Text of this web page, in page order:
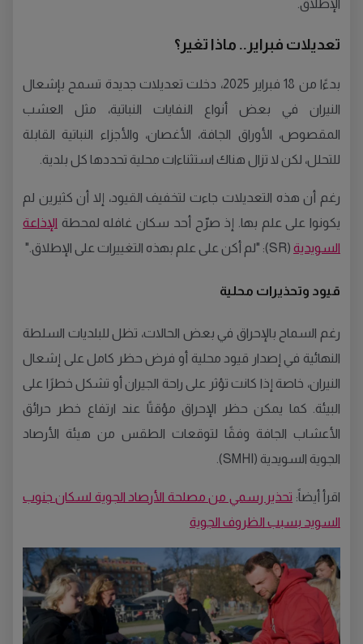
الإطلاق.
تعديلات فبراير.. ماذا تغير؟
بدءًا من 18 فبراير 2025، دخلت تعديلات جديدة تسمح بإشعال
النيران في بعض أنواع النفايات النباتية، مثل العشب
المقصوص، الأوراق الجافة، الأغصان، والأجزاء النباتية القابلة
للتحلل، لكن لا تزال هناك استثناءات محلية تحددها كل بلدية.
رغم أن هذه التعديلات جاءت لتخفيف القيود، إلا أن كثيرين لم
يكونوا على علم بها. إذ صرّح أحد سكان غافله لمحطة الإذاعة
السويدية (SR): "لم أكن على علم بهذه التغييرات على الإطلاق."
قيود وتحذيرات محلية
رغم السماح بالإحراق في بعض الحالات، تظل للبلديات السلطة
النهائية في إصدار قيود محلية أو فرض حظر كامل على إشعال
النيران، خاصة إذا كانت تؤثر على راحة الجيران أو تشكل خطرًا على
البيئة. كما يمكن حظر الإحراق مؤقتًا عند ارتفاع خطر حرائق
الأعشاب الجافة وفقًا لتوقعات الطقس من هيئة الأرصاد
الجوية السويدية (SMHI).
اقرأ أيضاً: تحذير رسمي من مصلحة الأرصاد الجوية لسكان جنوب
السويد بسبب الظروف الجوية